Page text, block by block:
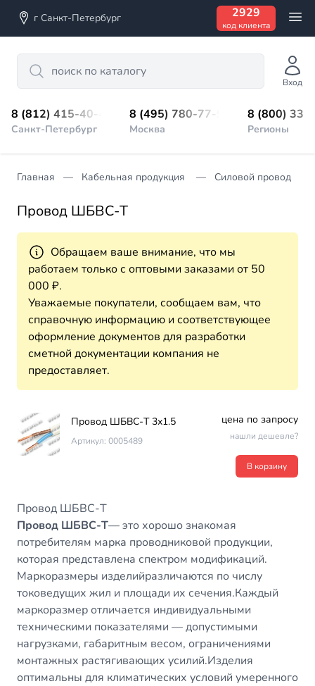
г Санкт-Петербург 2929
код клиента
Search
Вход
8 (812) 415-40-45
Санкт-Петербург
8 (495) 780-77-98
Москва
8 (800)
Регионы
Главная Кабельная продукция Силовой провод
Провод ШБВС-Т
Обращаем ваше внимание, что мы
работаем только с оптовыми заказами от 50
000 ₽.
Уважаемые покупатели, сообщаем вам, что
справочную информацию и соответствующее
оформление документов для разработки
сметной документации компания не
предоставляет.
Провод ШБВС-Т 3х1.5
Артикул: 0005489
цена по запросу
нашли дешевле?
В корзину
Провод ШБВС-Т
Провод ШБВС-Т— это хорошо знакомая
потребителям марка проводниковой продукции,
которая представлена спектром модификаций.
Маркоразмеры изделийразличаются по числу
токоведущих жил и площади их сечения.Каждый
маркоразмер отличается индивидуальными
техническими показателями — допустимыми
нагрузками, габаритным весом, ограничениями
монтажных растягивающих усилий.Изделия
оптимальны для климатических условий умеренного